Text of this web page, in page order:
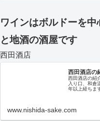
ワインはボルドーを
と地酒の酒屋です
西田酒店
西田酒店の
西田酒店の紹
入り口、和倉
年以上経ちま
www.nishida-sake.com